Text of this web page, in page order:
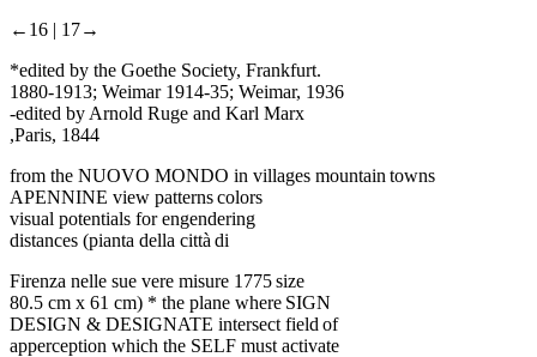
←16 | 17→
*edited by the Goethe Society, Frankfurt.
1880-1913; Weimar 1914-35; Weimar, 1936
-edited by Arnold Ruge and Karl Marx
,Paris, 1844
from the NUOVO MONDO in villages mountain towns
APENNINE view patterns colors
visual potentials for engendering
distances (pianta della città di
Firenza nelle sue vere misure 1775 size
80.5 cm x 61 cm) * the plane where SIGN
DESIGN & DESIGNATE intersect field of
apperception which the SELF must activate